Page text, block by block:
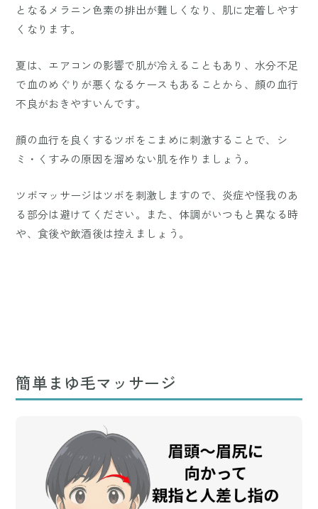
となるメラニン色素の排出が難しくなり、肌に定着しやす
くなります。
夏は、エアコンの影響で肌が冷えることもあり、水分不足
で血のめぐりが悪くなるケースもあることから、顔の血行
不良がおきやすいんです。
顔の血行を良くするツボをこまめに刺激することで、シ
ミ・くすみの原因を溜めない肌を作りましょう。
ツボマッサージはツボを刺激しますので、炎症や怪我のあ
る部分は避けてください。また、体調がいつもと異なる時
や、食後や飲酒後は控えましょう。
簡単まゆ毛マッサージ